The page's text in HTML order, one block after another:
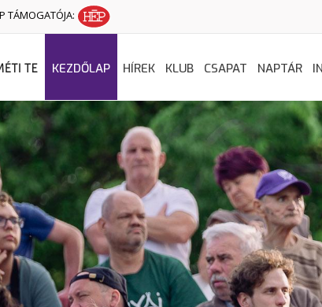
TÁMOGATÓJA:
KEZDŐLAP HÍREK KLUB CSAPAT NAPTÁR